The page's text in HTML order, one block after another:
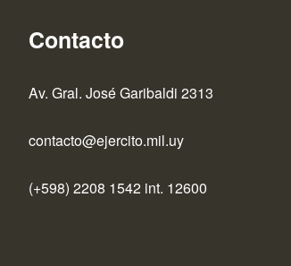
Contacto
Av. Gral. José Garibaldi 2313
contacto@ejercito.mil.uy
(+598) 2208 1542 int. 12600